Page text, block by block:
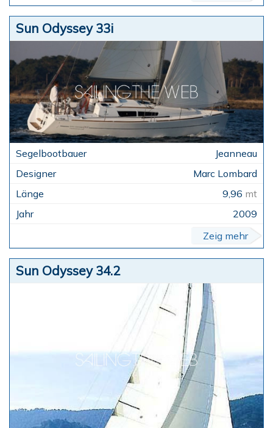
Sun Odyssey 33i
Jeanneau
Marc Lombard
9,96 mt
2009
Zeig mehr
Sun Odyssey 34.2